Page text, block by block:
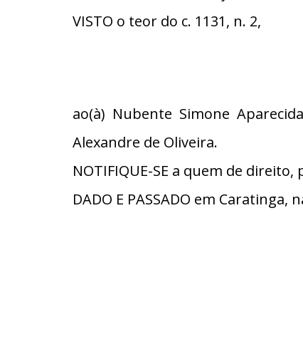
VISTO o teor do c. 1131, n. 2,
ao(à) Nubente Simone
Alexandre de Oliveira.
NOTIFIQUE-SE a quem de
DADO E PASSADO em Caratinga,